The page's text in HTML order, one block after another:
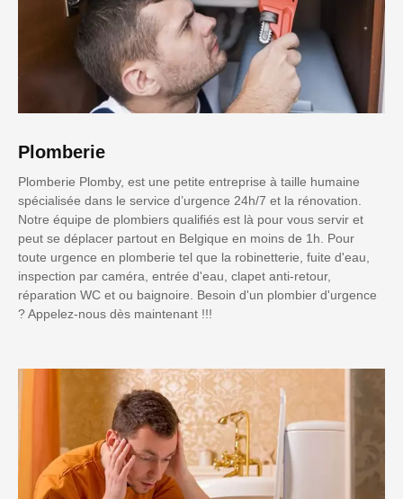
Plomberie
Plomberie Plomby, est une petite entreprise à taille humaine
spécialisée dans le service d’urgence 24h/7 et la rénovation.
Notre équipe de plombiers qualifiés est là pour vous servir et
peut se déplacer partout en Belgique en moins de 1h. Pour
toute urgence en plomberie tel que la robinetterie, fuite d'eau,
inspection par caméra, entrée d'eau, clapet anti-retour,
réparation WC et ou baignoire. Besoin d'un plombier d'urgence
? Appelez-nous dès maintenant !!!